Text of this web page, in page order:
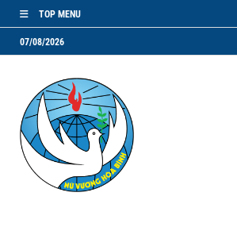
TOP MENU
07/08/2026